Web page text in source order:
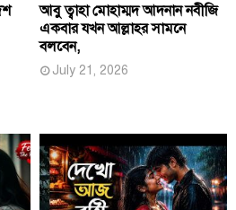
আবু ত্বাহা মোহাম্মদ আদনান নবীজি
একবার যখন আল্লাহর সামনে
বলবেন,
July 21, 2026